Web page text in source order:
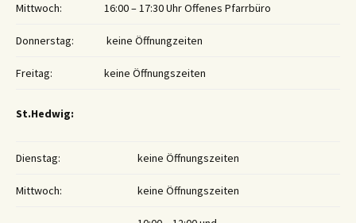
Mittwoch: 16:00 – 17:30 Uhr Offenes Pfarrbüro
Donnerstag: keine Öffnungzeiten
Freitag: keine Öffnungszeiten
St.Hedwig:
Dienstag: keine Öffnungszeiten
Mittwoch: keine Öffnungszeiten